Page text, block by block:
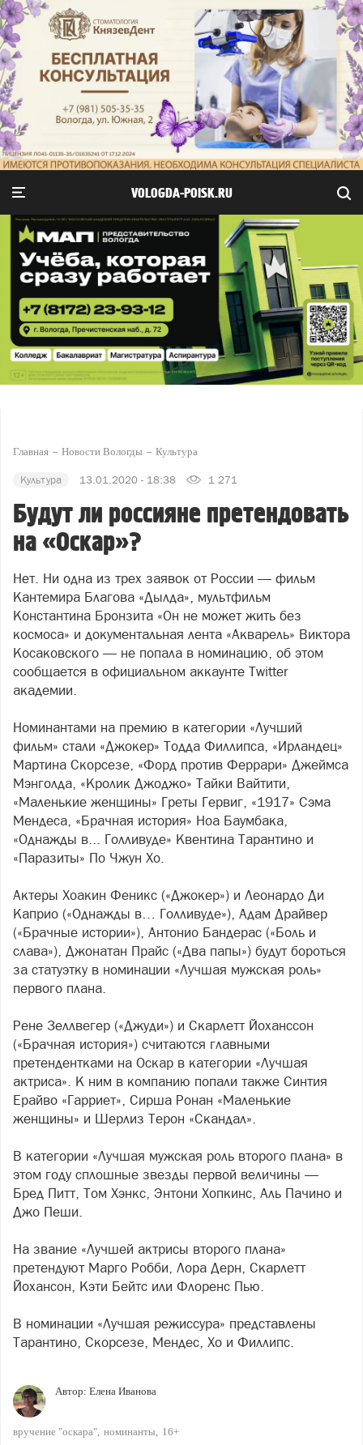
VOLOGDA-POISK.RU
Главная Новости Вологды Культура
Культура 13.01.2020 - 18:38 1 271
Будут ли россияне претендовать
на «Оскар»?
Нет. Ни одна из трех заявок от России — фильм
Кантемира Благова «Дылда», мультфильм
Константина Бронзита «Он не может жить без
космоса» и документальная лента «Акварель» Виктора
Косаковского — не попала в номинацию, об этом
сообщается в официальном аккаунте Twitter
академии.
Номинантами на премию в категории «Лучший
фильм» стали «Джокер» Тодда Филлипса, «Ирландец»
Мартина Скорсезе, «Форд против Феррари» Джеймса
Мэнголда, «Кролик Джоджо» Тайки Вайтити,
«Маленькие женщины» Греты Гервиг, «1917» Сэма
Мендеса, «Брачная история» Ноа Баумбака,
«Однажды в... Голливуде» Квентина Тарантино и
«Паразиты» По Чжун Хо.
Актеры Хоакин Феникс («Джокер») и Леонардо Ди
Каприо («Однажды в… Голливуде»), Адам Драйвер
(«Брачные истории»), Антонио Бандерас («Боль и
слава»), Джонатан Прайс («Два папы») будут бороться
за статуэтку в номинации «Лучшая мужская роль»
первого плана.
Рене Зеллвегер («Джуди») и Скарлетт Йоханссон
(«Брачная история») считаются главными
претендентками на Оскар в категории «Лучшая
актриса». К ним в компанию попали также Синтия
Ерайво «Гарриет», Сирша Ронан «Маленькие
женщины» и Шерлиз Терон «Скандал».
В категории «Лучшая мужская роль второго плана» в
этом году сплошные звезды первой величины —
Бред Питт, Том Хэнкс, Энтони Хопкинс, Аль Пачино и
Джо Пеши.
На звание «Лучшей актрисы второго плана»
претендуют Марго Робби, Лора Дерн, Скарлетт
Йохансон, Кэти Бейтс или Флоренс Пью.
В номинации «Лучшая режиссура» представлены
Тарантино, Скорсезе, Мендес, Хо и Филлипс.
Автор: Елена Иванова
вручение "оскара" номинанты 16+